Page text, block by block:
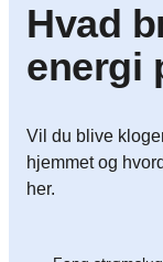
Hvad
energi
Vil du blive
hjemmet og
her.